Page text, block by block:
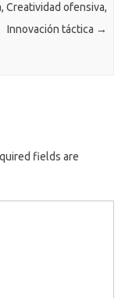
Creatividad ofensiva,
Innovación táctica →
fields are